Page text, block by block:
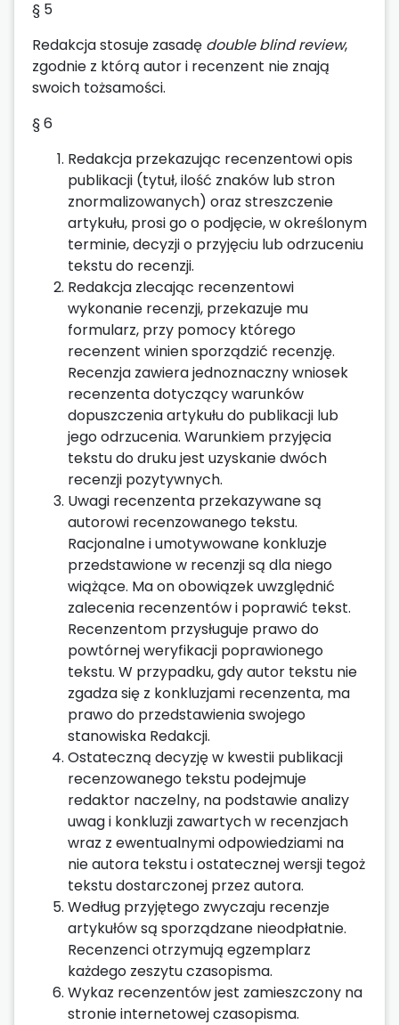
§ 5
Redakcja stosuje zasadę double blind review,
zgodnie z którą autor i recenzent nie znają
swoich tożsamości.
§ 6
Redakcja przekazując recenzentowi opis
publikacji (tytuł, ilość znaków lub stron
znormalizowanych) oraz streszczenie
artykułu, prosi go o podjęcie, w określonym
terminie, decyzji o przyjęciu lub odrzuceniu
tekstu do recenzji.
Redakcja zlecając recenzentowi
wykonanie recenzji, przekazuje mu
formularz, przy pomocy którego
recenzent winien sporządzić recenzję.
Recenzja zawiera jednoznaczny wniosek
recenzenta dotyczący warunków
dopuszczenia artykułu do publikacji lub
jego odrzucenia. Warunkiem przyjęcia
tekstu do druku jest uzyskanie dwóch
recenzji pozytywnych.
Uwagi recenzenta przekazywane są
autorowi recenzowanego tekstu.
Racjonalne i umotywowane konkluzje
przedstawione w recenzji są dla niego
wiążące. Ma on obowiązek uwzględnić
zalecenia recenzentów i poprawić tekst.
Recenzentom przysługuje prawo do
powtórnej weryfikacji poprawionego
tekstu. W przypadku, gdy autor tekstu nie
zgadza się z konkluzjami recenzenta, ma
prawo do przedstawienia swojego
stanowiska Redakcji.
Ostateczną decyzję w kwestii publikacji
recenzowanego tekstu podejmuje
redaktor naczelny, na podstawie analizy
uwag i konkluzji zawartych w recenzjach
wraz z ewentualnymi odpowiedziami na
nie autora tekstu i ostatecznej wersji tegoż
tekstu dostarczonej przez autora.
Według przyjętego zwyczaju recenzje
artykułów są sporządzane nieodpłatnie.
Recenzenci otrzymują egzemplarz
każdego zeszytu czasopisma.
Wykaz recenzentów jest zamieszczony na
stronie internetowej czasopisma.